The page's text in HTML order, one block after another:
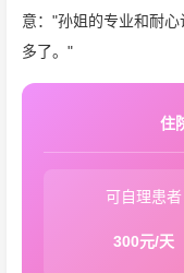
意："孙姐的专业和耐
多了。"
住
可自理患者
300元/天